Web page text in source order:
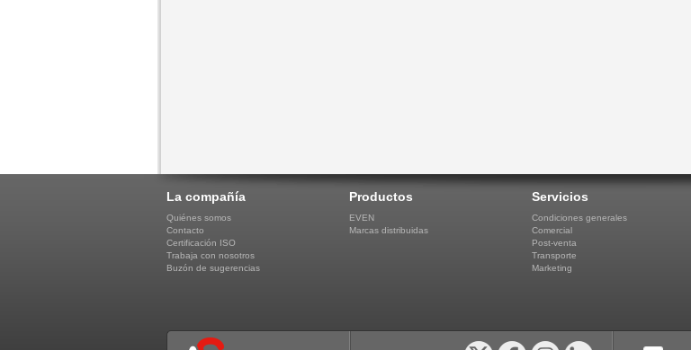
La compañía
Quiénes somos
Contacto
Certificación ISO
Trabaja con nosotros
Buzón de sugerencias
Productos
EVEN
Marcas distribuidas
Servicios
Condiciones generales
Comercial
Post-venta
Transporte
Marketing